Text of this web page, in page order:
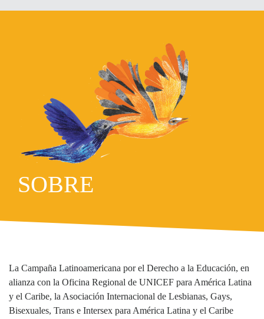
SOBRE
La Campaña Latinoamericana por el Derecho a la Educación, en
alianza con la Oficina Regional de UNICEF para América Latina
y el Caribe, la Asociación Internacional de Lesbianas, Gays,
Bisexuales, Trans e Intersex para América Latina y el Caribe